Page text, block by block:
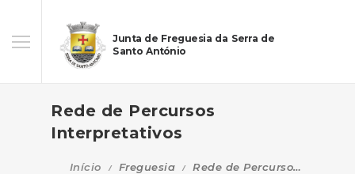
Junta de Freguesia da Serra de
Santo António
Rede de Percursos
Interpretativos
Início Freguesia Rede de Percursos Interpretativos